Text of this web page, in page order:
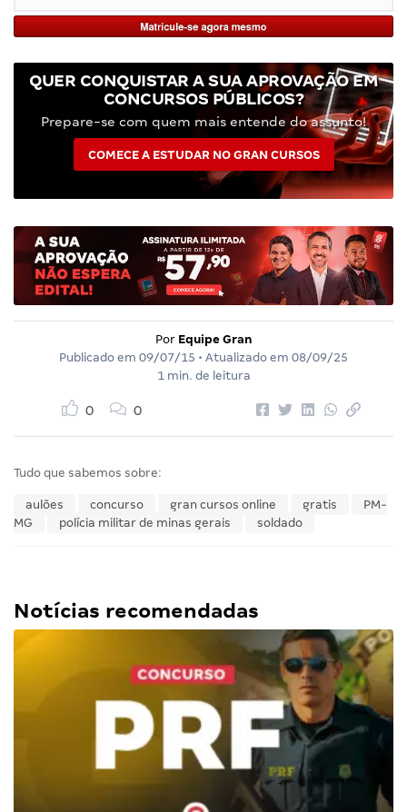
QUER CONQUISTAR A SUA APROVAÇÃO EM
CONCURSOS PÚBLICOS?
Prepare-se com quem mais entende do assunto!
COMECE A ESTUDAR NO GRAN CURSOS
Por Equipe Gran
Publicado em 09/07/15 • Atualizado em 08/09/25
1 min. de leitura
0 0
Tudo que sabemos sobre:
aulões concurso gran cursos online gratis
PM-
MG
polícia militar de minas gerais soldado
Notícias recomendadas